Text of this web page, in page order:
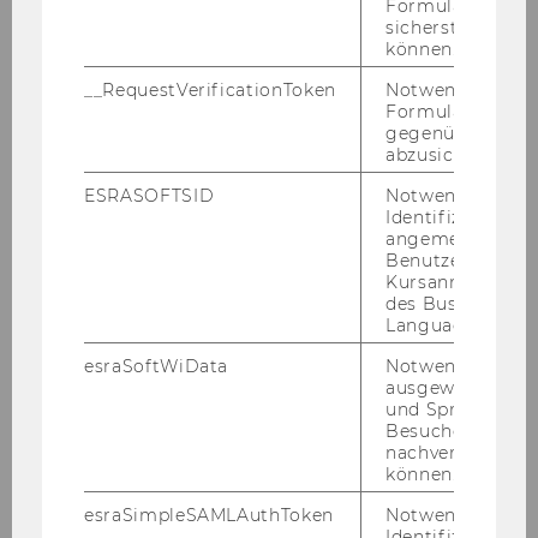
bei­ter/innen, Stu­die­ren­den und Be­su­
cher/innen sor­gen. Die Si­cher­heits­zen­tra­le im
Li­bra­ry and Lear­ning Cen­ter ist 24 Stun­den, 7
Tage in der Woche mit zwei Mit­ar­bei­ter/innen
be­setzt. Eines der Si­cher­heits­prin­zi­pi­en ist au­
ßer­dem, Prä­ven­tiv­maß­nah­men zu set­zen. So
wurde be­reits bei der Pla­nung mit­tels of­fe­ner
Ge­stal­tung und einem durch­dach­ten Be­leuch­
tungs­kon­zept dar­auf ge­ach­tet, "dunk­le Ecken"
Nä­he­re In­for­ma­tio­nen zum Cam­pus bzw.
bzw.
http://www.cam­pus­wu.at/de/info/ge­samt­pro­
sicherstellen zu
können.
__RequestVerificationToken
Notwendig, um
gegenüber
abzusichern.
ESRASOFTSID
Notwendig zur
Identifizierung
angemeldeten
Benutzers im
des Business
Language
esraSoftWiData
Notwendig um
ausgewählte
und
Besuchers
nachverfolgen
können.
esraSimpleSAMLAuthToken
Notwendig zur